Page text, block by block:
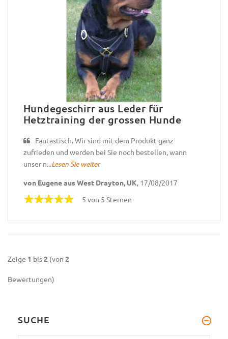
Hundegeschirr aus Leder für
Hetztraining der grossen Hunde
Fantastisch. Wir sind mit dem Produkt ganz
zufrieden und werden bei Sie noch bestellen, wann
unser n...Lesen Sie weiter
von Eugene aus West Drayton, UK, 17/08/2017
5 von 5 Sternen
Zeige 1 bis2 (von 2
Bewertungen)
SUCHE